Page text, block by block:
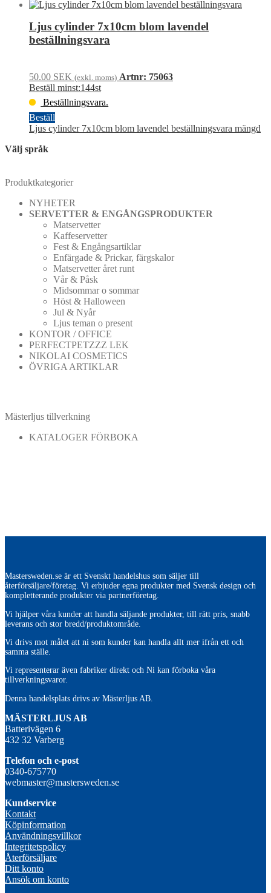
Ljus cylinder 7x10cm blom lavendel
beställningsvara
50.00 SEK (exkl. moms) Artnr: 75063
Beställ minst:144st
Beställningsvara.
Beställ
Ljus cylinder 7x10cm blom lavendel beställningsvara mängd
Välj språk
Produktkategorier
NYHETER
SERVETTER & ENGÅNGSPRODUKTER
Matservetter
Kaffeservetter
Fest & Engångsartiklar
Enfärgade & Prickar, färgskalor
Matservetter året runt
Vår & Påsk
Midsommar o sommar
Höst & Halloween
Jul & Nyår
Ljus teman o present
KONTOR / OFFICE
PERFECTPETZZZ LEK
NIKOLAI COSMETICS
ÖVRIGA ARTIKLAR
Mästerljus tillverkning
KATALOGER FÖRBOKA
Mastersweden.se är ett Svenskt handelshus som säljer till
återförsäljare/företag. Vi erbjuder egna produkter med Svensk design och
kompletterande produkter via partnerföretag.
Vi hjälper våra kunder att handla säljande produkter, till rätt pris, snabb
leverans och stor bredd/produktområde.
Vi drivs mot målet att ni som kunder kan handla allt mer ifrån ett och
samma ställe.
Vi representerar även fabriker direkt och Ni kan förboka våra
tillverkningsvaror.
Denna handelsplats drivs av Mästerljus AB.
MÄSTERLJUS AB
Batterivägen 6
432 32 Varberg
Telefon och e-post
0340-675770
webmaster@mastersweden.se
Kundservice
Kontakt
Köpinformation
Användningsvillkor
Integritetspolicy
Återförsäljare
Ditt konto
Ansök om konto